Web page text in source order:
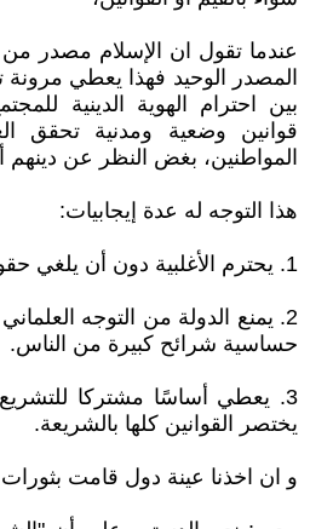
عندما تقول ان الإسلام مصدر
المصدر الوحيد فهذا يعطي
بين احترام الهوية الدينية
قوانين وضعية ومدنية تحقق
المواطنين، بغض النظر عن دينهم
هذا التوجه له عدة إيجابيات:
1. يحترم الأغلبية دون أن يلغي حقوق الأقليات.
2. يمنع الدولة من التوجه
حساسية شرائح كبيرة من الناس.
3. يعطي أساسًا مشتركا للتشريع
يختصر القوانين كلها بالشريعة.
و ان اخذنا عينة دول قامت